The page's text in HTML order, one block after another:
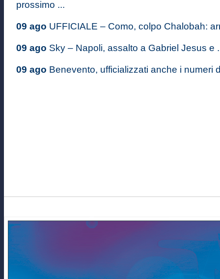
prossimo ...
09 ago UFFICIALE – Como, colpo Chalobah:
09 ago Sky – Napoli, assalto a Gabriel Jesus e
09 ago Benevento, ufficializzati anche i numeri